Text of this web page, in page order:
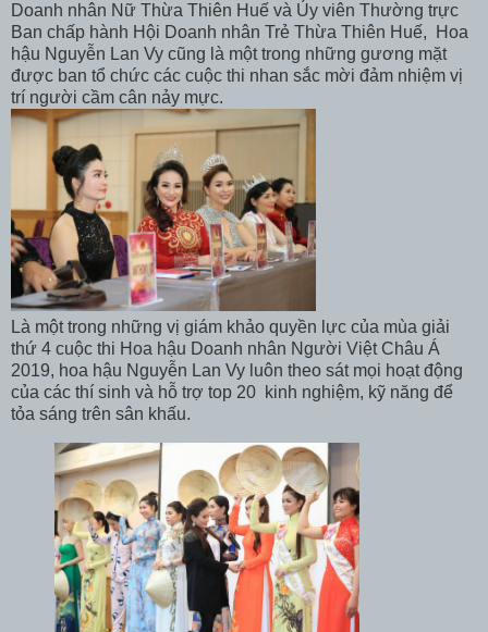
Doanh nhân Nữ Thừa Thiên Huế và Ủy viên Thường trực
Ban chấp hành Hội Doanh nhân Trẻ Thừa Thiên Huế, Hoa
hậu Nguyễn Lan Vy cũng là một trong những gương mặt
được ban tổ chức các cuộc thi nhan sắc mời đảm nhiệm vị
trí người cầm cân nảy mực.
Là một trong những vị giám khảo quyền lực của mùa giải
thứ 4 cuộc thi Hoa hậu Doanh nhân Người Việt Châu Á
2019, hoa hậu Nguyễn Lan Vy luôn theo sát mọi hoạt động
của các thí sinh và hỗ trợ top 20 kinh nghiệm, kỹ năng để
tỏa sáng trên sân khấu.